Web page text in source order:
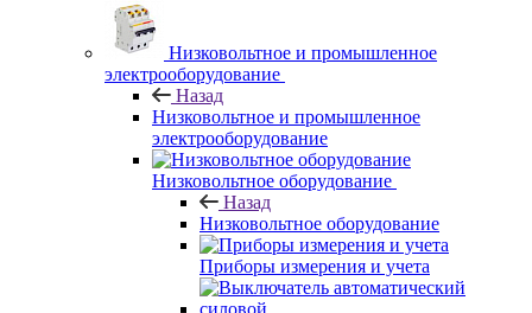
Низковольтное и промышленное
электрооборудование
Назад
Низковольтное и промышленное
электрооборудование
Низковольтное оборудование
Назад
Низковольтное оборудование
Приборы измерения и учета